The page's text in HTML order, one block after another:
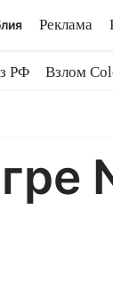
Реклама
РФ
Взлом